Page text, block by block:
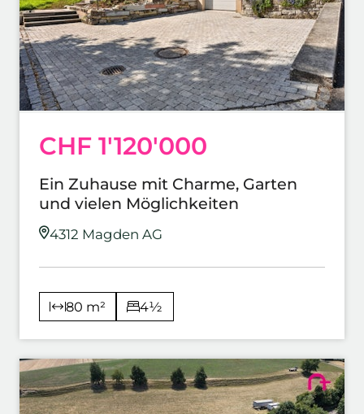
CHF 1'120'000
Ein Zuhause mit Charme, Garten
und vielen Möglichkeiten
4312 Magden AG
80 m² 4½